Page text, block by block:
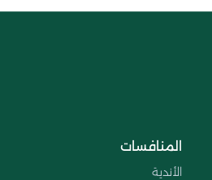
المنافسات
الأندية